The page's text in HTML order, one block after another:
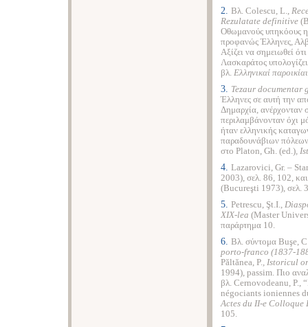
2. Βλ. Colescu, L.,
Rezulatate definitive
Οθωμανούς υπηκόους η
προφανώς Έλληνες,
Αξίζει να σημειωθεί
Λασκαράτος
βλ. Ελληνικαί
3. Tezaur documentar
Έλληνες σε αυτή την
Δημαρχία, ανέρχονταν
περιλαμβάνονταν όχι
ήταν ελληνικής
παραδουνάβιων
στο Platon, Gh. (ed.),
4. Lazarovici, Gr. –
2003), σελ. 86, 102,
(Bucureşti 1973), σελ.
5. Petrescu, Şt.I.,
XIX-lea (Master
παράρτημα 10.
6. Βλ. σύντομα Buşe,
porto-franco (1837-
Păltănea, P., Istoricul
1994), passim. Πιο
βλ. Cernovodeanu, P.,
négociants ioniennes
Actes du II-e
105.